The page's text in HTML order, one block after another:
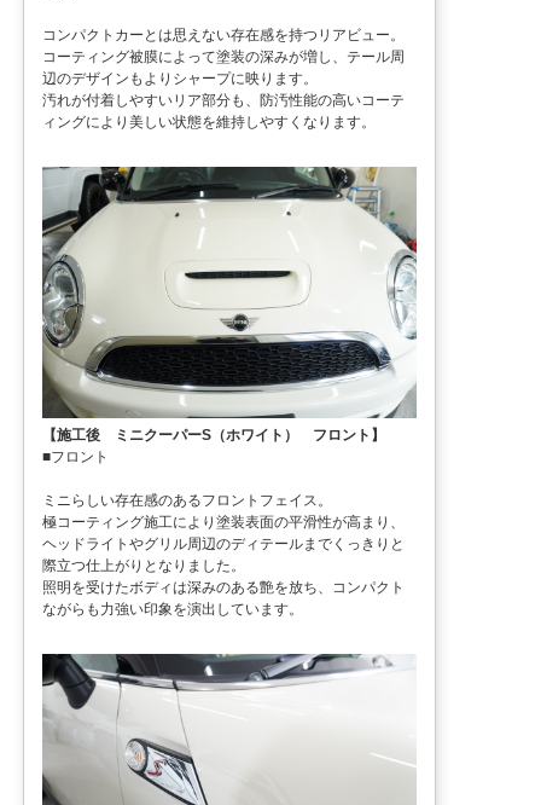
コンパクトカーとは思えない存在感を持つリアビュー。
コーティング被膜によって塗装の深みが増し、テール周
辺のデザインもよりシャープに映ります。
汚れが付着しやすいリア部分も、防汚性能の高いコーテ
ィングにより美しい状態を維持しやすくなります。
【施工後 ミニクーパーS（ホワイト） フロント】
■フロント
ミニらしい存在感のあるフロントフェイス。
極コーティング施工により塗装表面の平滑性が高まり、
ヘッドライトやグリル周辺のディテールまでくっきりと
際立つ仕上がりとなりました。
照明を受けたボディは深みのある艶を放ち、コンパクト
ながらも力強い印象を演出しています。